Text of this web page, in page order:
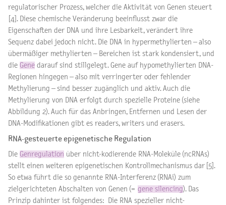
regulatorischer Prozess, welcher die Aktivität von Genen steuert
[4]. Diese chemische Veränderung beeinflusst zwar die
Eigenschaften der DNA und ihre Lesbarkeit, verändert ihre
Sequenz dabei jedoch nicht. Die DNA in hypermethylierten – also
übermäßiger methylierten – Bereichen ist stark kondensiert, und
die Gene darauf sind stillgelegt. Gene auf hypomethylierten DNA-
Regionen hingegen – also mit verringerter oder fehlender
Methylierung – sind besser zugänglich und aktiv. Auch die
Methylierung von DNA erfolgt durch spezielle Proteine (siehe
Abbildung 2). Auch für das Anbringen, Entfernen und Lesen der
DNA-Modifikationen gibt es readers, writers und erasers.
RNA-gesteuerte epigenetische Regulation
Die Genregulation über nicht-kodierende RNA-Moleküle (ncRNAs)
stellt einen weiteren epigenetischen Kontrollmechanismus dar [5].
So etwa führt die so genannte RNA-Interferenz (RNAi) zum
zielgerichteten Abschalten von Genen (= gene silencing). Das
Prinzip dahinter ist folgendes: Die RNA spezieller nicht-